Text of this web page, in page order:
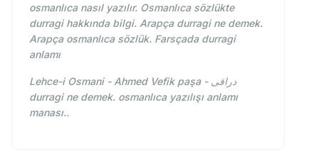
osmanlıca nasıl yazılır. Osmanlıca sözlükte
durragi hakkında bilgi. Arapça durragi ne demek.
Arapça osmanlıca sözlük. Farsçada durragi
anlamı
Lehce-i Osmani - Ahmed Vefik paşa - دراقی
durragi ne demek. osmanlıca yazılışı anlamı
manası..